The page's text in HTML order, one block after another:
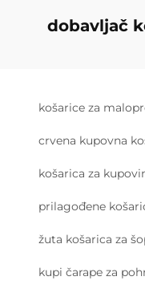
dobavljač
košarice za
crvena kupovna
košarica za
prilagođene
žuta košarica za
kupi čarape za